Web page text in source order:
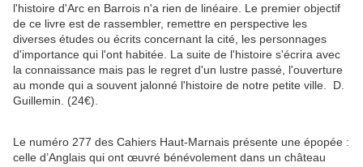
l'histoire d'Arc en Barrois n'a rien de linéaire. Le premier objectif
de ce livre est de rassembler, remettre en perspective les
diverses études ou écrits concernant la cité, les personnages
d'importance qui l'ont habitée. La suite de l'histoire s'écrira avec
la connaissance mais pas le regret d'un lustre passé, l'ouverture
au monde qui a souvent jalonné l'histoire de notre petite ville.
D.
Guillemin. (24€).
Le numéro 277 des Cahiers Haut-Marnais présente une épopée :
celle d’Anglais qui ont œuvré bénévolement dans un château